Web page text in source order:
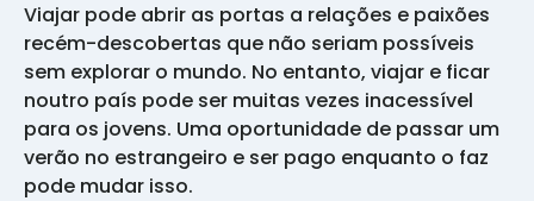
Viajar pode abrir as portas a relações e paixões
recém-descobertas que não seriam possíveis
sem explorar o mundo. No entanto, viajar e ficar
noutro país pode ser muitas vezes inacessível
para os jovens. Uma oportunidade de passar um
verão no estrangeiro e ser pago enquanto o faz
pode mudar isso.